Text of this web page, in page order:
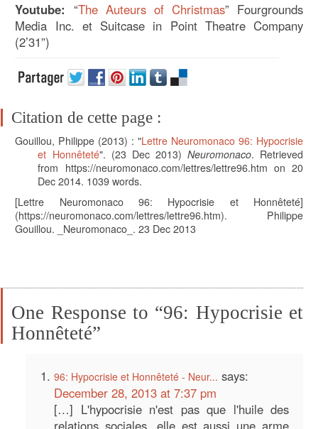
Youtube: “The Auteurs of Christmas” Fourgrounds
Media Inc. et Suitcase in Point Theatre Company
(2’31”)
Citation de cette page :
Gouillou, Philippe (2013) : "Lettre Neuromonaco 96: Hypocrisie
et Honnêteté". (23 Dec 2013) Neuromonaco. Retrieved
from https://neuromonaco.com/lettres/lettre96.htm on 20
Dec 2014. 1039 words.
[Lettre Neuromonaco 96: Hypocrisie et Honnêteté]
(https://neuromonaco.com/lettres/lettre96.htm). Philippe
Gouillou. _Neuromonaco_. 23 Dec 2013
One Response to “96: Hypocrisie et
Honnêteté”
96: Hypocrisie et Honnêteté - Neur... says:
December 28, 2013 at 7:37 pm
[…] L'hypocrisie n'est pas que l'huile des
relations sociales, elle est aussi une arme